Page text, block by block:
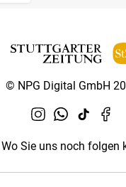
© NPG Digital GmbH
Wo Sie uns noch folgen